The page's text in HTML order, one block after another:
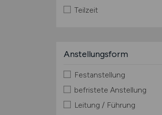
Teilzeit
Anstellungsform
Festanstellung
befristete Anstellung
Leitung / Führung